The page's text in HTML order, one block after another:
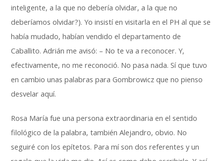
inteligente, a la que no debería olvidar, a la que no
deberíamos olvidar?). Yo insistí en visitarla en el PH al que se
había mudado, habían vendido el departamento de
Caballito. Adrián me avisó: – No te va a reconocer. Y,
efectivamente, no me reconoció. No pasa nada. Sí que tuvo
en cambio unas palabras para Gombrowicz que no pienso
desvelar aquí.
Rosa María fue una persona extraordinaria en el sentido
filológico de la palabra, también Alejandro, obvio. No
seguiré con los epítetos. Para mí son dos referentes y un